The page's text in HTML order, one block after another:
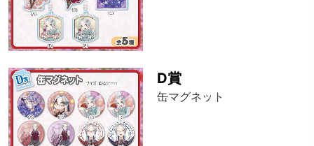
D賞
缶マグネット